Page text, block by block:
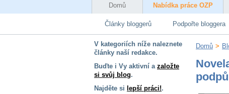
Domů Nabídka práce OZP
Články bloggerů Podpořte bloggera
V kategoriích níže naleznete
články naší redakce.
Buďte i Vy aktivní a založte
si svůj blog.
Najděte si lepší práci!.
Domů >